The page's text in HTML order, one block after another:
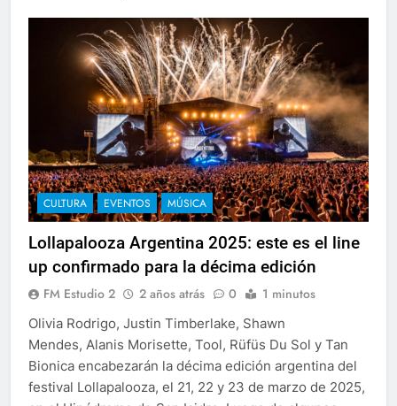
CULTURA EVENTOS MÚSICA
Lollapalooza Argentina 2025: este es el line
up confirmado para la décima edición
FM Estudio 2 2 años atrás 0 1 minutos
Olivia Rodrigo, Justin Timberlake, Shawn
Mendes, Alanis Morisette, Tool, Rüfüs Du Sol y Tan
Bionica encabezarán la décima edición argentina del
festival Lollapalooza, el 21, 22 y 23 de marzo de 2025,